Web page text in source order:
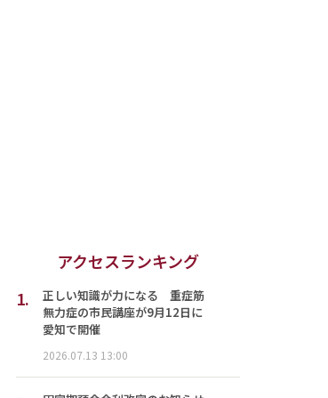
アクセスランキング
1.
正しい知識が力になる 重症筋
無力症の市民講座が9月12日に
愛知で開催
2026.07.13 13:00